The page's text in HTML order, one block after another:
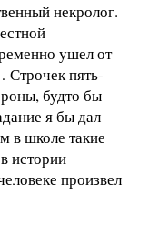
некролог.
ушел от
Строчек пять-
будто бы
я бы дал
в школе такие
истории
произвел